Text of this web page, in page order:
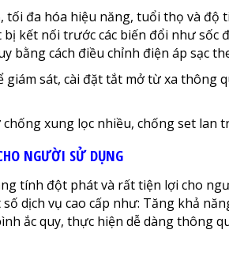
tối đa hóa hiệu năng, tuổi thọ và độ
kết nối trước các biến đổi như sốc
bằng cách điều chỉnh điện áp sạc
sát, cài đặt tắt mở từ xa thông
chống xung lọc nhiều, chống set lan
NGƯỜI SỬ DỤNG
tính đột phát và rất tiện lợi cho
dịch vụ cao cấp như: Tăng khả
ắc quy, thực hiện dễ dàng thông